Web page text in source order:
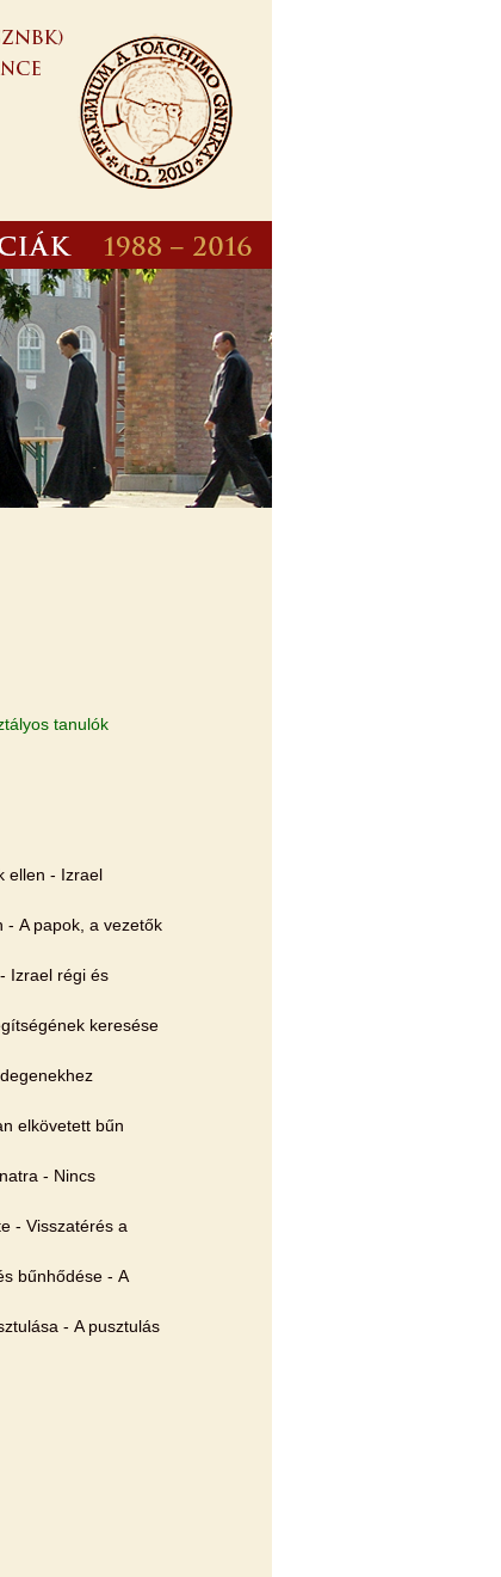
tanulók
ellen - Izrael
- A papok, a vezetők
Izrael régi és
keresése
elkövetett bűn
- Nincs
- Visszatérés a
bűnhődése - A
- A pusztulás